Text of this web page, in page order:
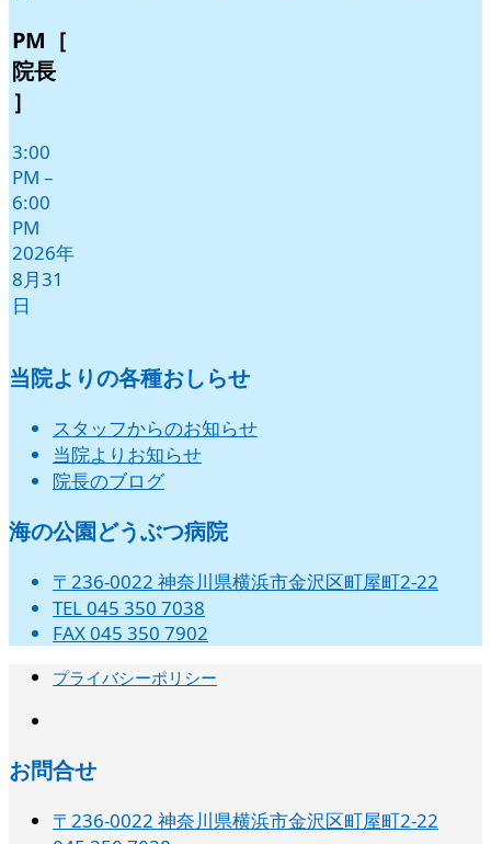
PM［
院長
］
3:00
PM –
6:00
PM
2026年
8月31
日
当院よりの各種おしらせ
スタッフからのお知らせ
当院よりお知らせ
院長のブログ
海の公園どうぶつ病院
〒236-0022 神奈川県横浜市金沢区町屋町2-22
TEL 045 350 7038
FAX 045 350 7902
プライバシーポリシー
お問合せ
〒236-0022 神奈川県横浜市金沢区町屋町2-22